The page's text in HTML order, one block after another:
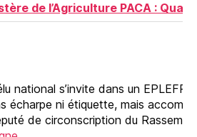
de l’Agriculture PACA :
national s’invite dans un
écharpe ni étiquette, mais
de circonscription du